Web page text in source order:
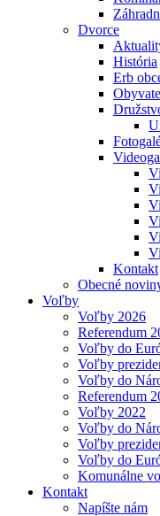
Dvorce
História
Erb
Kontakt
Obecné
Voľby
Voľby 2026
Referendum
Voľby do
Voľby
Voľby do
Referendum
Voľby 2022
Voľby do
Voľby
Voľby do
Komunálne
Kontakt
Napíšte nám